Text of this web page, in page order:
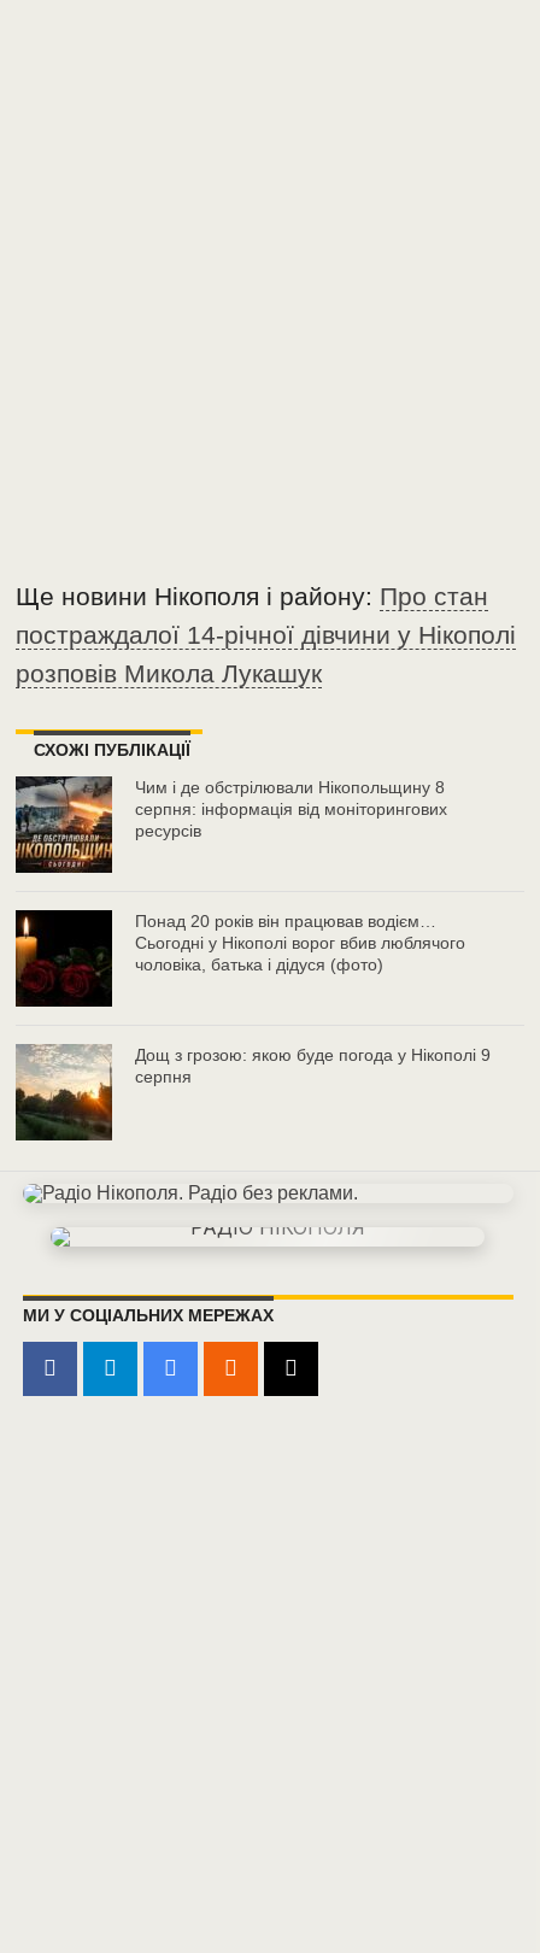
Ще новини Нікополя і району: Про стан
постраждалої 14-річної дівчини у Нікополі
розповів Микола Лукашук
СХОЖІ ПУБЛІКАЦІЇ
Чим і де обстрілювали Нікопольщину 8
серпня: інформація від моніторингових
ресурсів
Понад 20 років він працював водієм…
Сьогодні у Нікополі ворог вбив люблячого
чоловіка, батька і дідуся (фото)
Дощ з грозою: якою буде погода у Нікополі 9
серпня
МИ У СОЦІАЛЬНИХ МЕРЕЖАХ